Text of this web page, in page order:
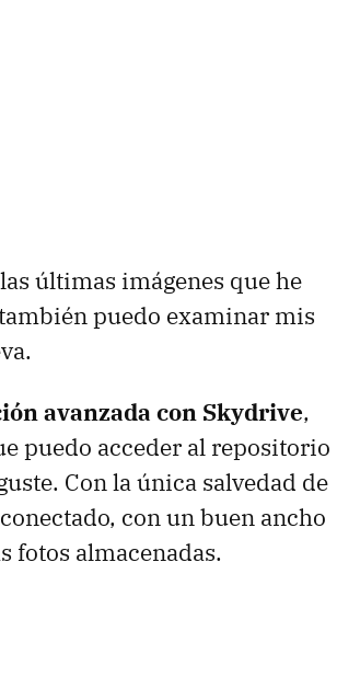
últimas imágenes que he
puedo examinar mis
avanzada con Skydrive,
puedo acceder al repositorio
Con la única salvedad de
con un buen ancho
fotos almacenadas.